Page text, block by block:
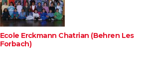
Ecole Erckmann Chatrian (Behren Les
Forbach)